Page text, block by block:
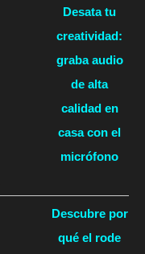
Desata tu
creatividad:
graba audio
de alta
calidad en
casa con el
micrófono
Descubre por
qué el rode